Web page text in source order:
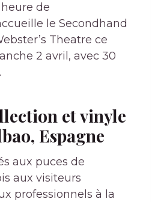
de
le Secondhand
Theatre ce
2 avril, avec 30
et vinyle
Espagne
aux puces de
aux visiteurs
professionnels à la